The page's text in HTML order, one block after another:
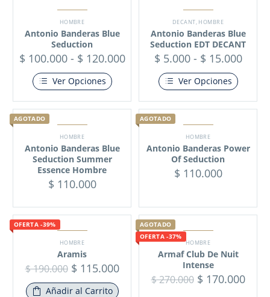
HOMBRE
Antonio Banderas Blue
Seduction
$ 100.000 - $ 120.000
Ver Opciones
DECANT, HOMBRE
Antonio Banderas Blue
Seduction EDT DECANT
$ 5.000 - $ 15.000
Ver Opciones
AGOTADO
HOMBRE
Antonio Banderas Blue
Seduction Summer
Essence Hombre
$ 110.000
AGOTADO
HOMBRE
Antonio Banderas Power
Of Seduction
$ 110.000
OFERTA -39%
HOMBRE
Aramis
$190.000 $ 115.000
Añadir al Carrito
AGOTADO
OFERTA -37%
HOMBRE
Armaf Club De Nuit
Intense
$270.000 $ 170.000